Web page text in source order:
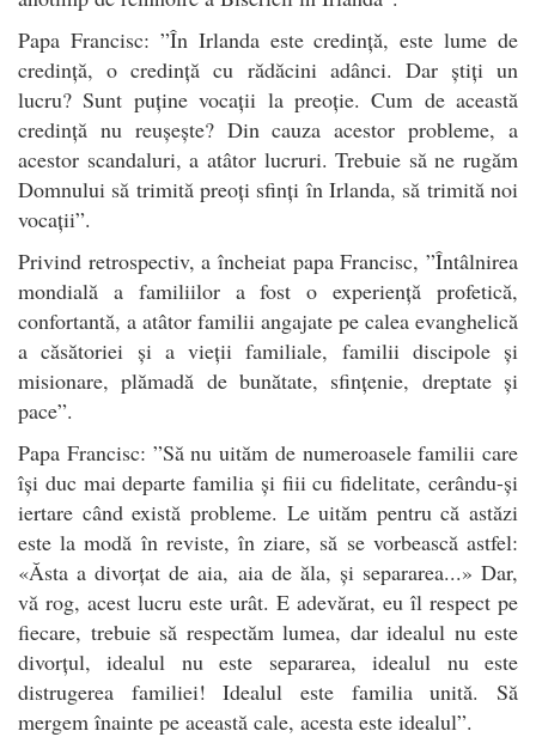
Papa Francisc: ”În Irlanda este credință, este lume de
credință, o credință cu rădăcini adânci. Dar știți un
lucru? Sunt puține vocații la preoție. Cum de această
credință nu reușește? Din cauza acestor probleme, a
acestor scandaluri, a atâtor lucruri. Trebuie să ne rugăm
Domnului să trimită preoți sfinți în Irlanda, să trimită noi
vocații”.
Privind retrospectiv, a încheiat papa Francisc, ”Întâlnirea
mondială a familiilor a fost o experiență profetică,
confortantă, a atâtor familii angajate pe calea evanghelică
a căsătoriei și a vieții familiale, familii discipole și
misionare, plămadă de bunătate, sfințenie, dreptate și
pace”.
Papa Francisc: ”Să nu uităm de numeroasele familii care
își duc mai departe familia și fiii cu fidelitate, cerându-și
iertare când există probleme. Le uităm pentru că astăzi
este la modă în reviste, în ziare, să se vorbească astfel:
«Ăsta a divorțat de aia, aia de ăla, și separarea...» Dar,
vă rog, acest lucru este urât. E adevărat, eu îl respect pe
fiecare, trebuie să respectăm lumea, dar idealul nu este
divorțul, idealul nu este separarea, idealul nu este
distrugerea familiei! Idealul este familia unită. Să
mergem înainte pe această cale, acesta este idealul”.